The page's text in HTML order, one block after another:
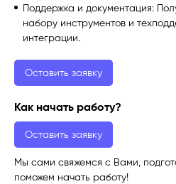
Поддержка и документация:
набору инструментов и
интеграции.
Оставить заявку
Как начать работу?
Оставить заявку
Мы сами свяжемся с Вами,
поможем начать работу!